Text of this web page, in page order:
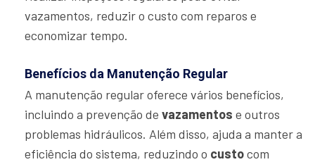
vazamentos, reduzir o custo com reparos e
economizar tempo.
Benefícios da Manutenção Regular
A manutenção regular oferece vários benefícios,
incluindo a prevenção de vazamentos e outros
problemas hidráulicos. Além disso, ajuda a manter a
eficiência do sistema, reduzindo o custocom